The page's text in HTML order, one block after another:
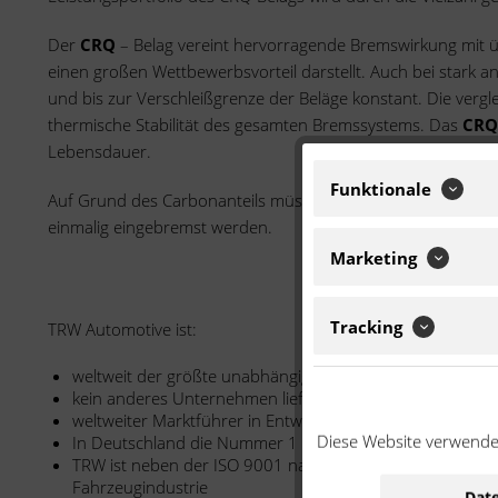
Der CRQ – Belag vereint hervorragende Bremswirkung
einen großen Wettbewerbsvorteil darstellt. Auch bei stark
und bis zur Verschleißgrenze der Beläge konstant. Die
thermische Stabilität des gesamten Bremssystems. Das CRQ
Lebensdauer.
Auf Grund des Carbonanteils müssen dieCRQ-Beläge
einmalig eingebremst werden.
TRW Automotive ist:
weltweit der größte unabhängige Hersteller von
kein anderes Unternehmen liefert weltweit mehr ABS-
weltweiter Marktführer in Entwicklung, Design,
In Deutschland die Nummer 1 mit Motorrad-
TRW ist neben der ISO 9001 nach ISO/TS 16949
Fahrzeugindustrie
Funktionale
Marketing
Tracking
Diese Website